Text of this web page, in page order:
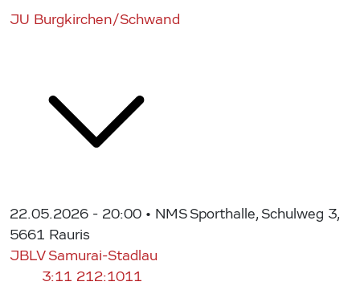
JU Burgkirchen/Schwand
22.05.2026 - 20:00 • NMS Sporthalle, Schulweg 3,
5661 Rauris
JBLV Samurai-Stadlau
3:11 212:1011